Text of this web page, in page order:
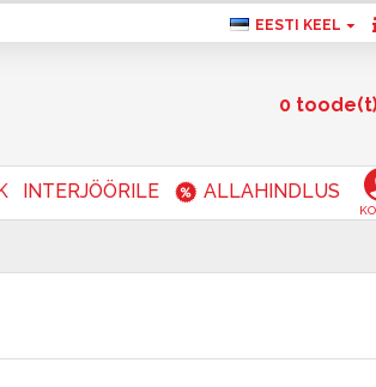
EESTI KEEL
0
INTERJÖÖRILE ALLAHINDLUS